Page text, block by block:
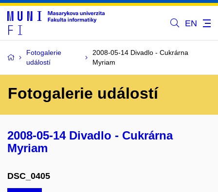
EN
Fotogalerie
událostí
2008-05-14 Divadlo - Cukrárna
Myriam
Fotogalerie událostí
2008-05-14 Divadlo - Cukrárna
Myriam
DSC_0405